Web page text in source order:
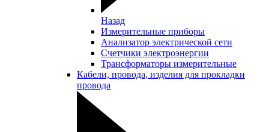
Назад
Измерительные приборы
Анализатор электрической сети
Счетчики электроэнергии
Трансформаторы измерительные
Кабели, провода, изделия для прокладки
провода